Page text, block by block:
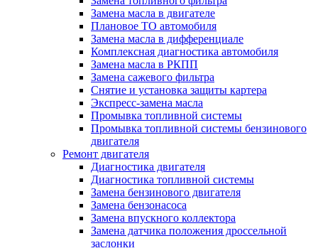
Замена масла в двигателе
Плановое ТО автомобиля
Замена масла в дифференциале
Комплексная диагностика автомобиля
Замена масла в РКПП
Замена сажевого фильтра
Снятие и установка защиты картера
Экспресс-замена масла
Промывка топливной системы
Промывка топливной системы бензинового
двигателя
Ремонт двигателя
Диагностика двигателя
Диагностика топливной системы
Замена бензинового двигателя
Замена бензонасоса
Замена впускного коллектора
Замена датчика положения дроссельной
заслонки